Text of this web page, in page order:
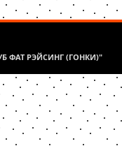
ФАТ РЭЙСИНГ (ГОНКИ)"